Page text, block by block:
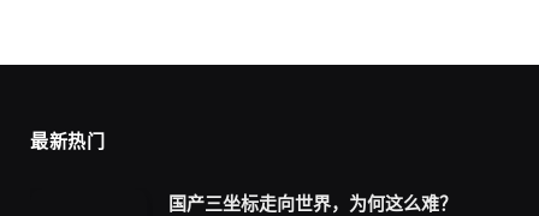
最新热门
国产三坐标走向世界，为何这么难？